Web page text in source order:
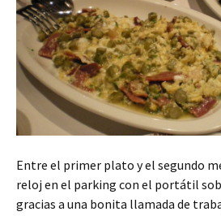
Entre el primer plato y el segundo
reloj en el parking con el portátil
gracias a una bonita llamada de